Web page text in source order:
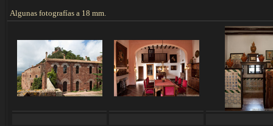
Algunas fotografías a 18 mm.